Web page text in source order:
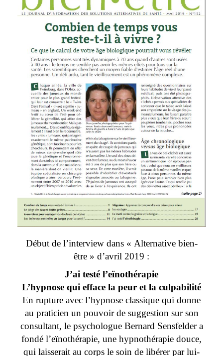
Début de l’interview dans « Alternative bien-
être » d’avril 2019 :
J’ai testé l’eïnothérapie
L’hypnose qui efface la peur et la culpabilité
En rupture avec l’hypnose classique qui donne
au praticien un pouvoir de suggestion sur son
consultant, le psychologue Bernard Sensfelder a
fondé l’eïnothérapie, une hypnothérapie douce,
qui laisserait au corps le soin de libérer par lui-